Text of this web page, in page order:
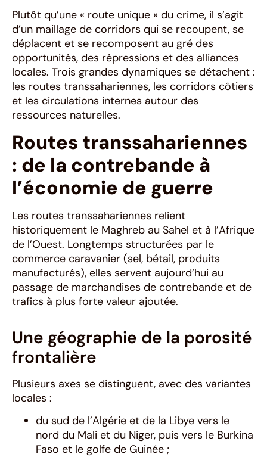
Plutôt qu’une « route unique » du crime, il s’agit
d’un maillage de corridors qui se recoupent, se
déplacent et se recomposent au gré des
opportunités, des répressions et des alliances
locales. Trois grandes dynamiques se détachent :
les routes transsahariennes, les corridors côtiers
et les circulations internes autour des
ressources naturelles.
Routes transsahariennes
: de la contrebande à
l’économie de guerre
Les routes transsahariennes relient
historiquement le Maghreb au Sahel et à l’Afrique
de l’Ouest. Longtemps structurées par le
commerce caravanier (sel, bétail, produits
manufacturés), elles servent aujourd’hui au
passage de marchandises de contrebande et de
trafics à plus forte valeur ajoutée.
Une géographie de la porosité
frontalière
Plusieurs axes se distinguent, avec des variantes
locales :
du sud de l’Algérie et de la Libye vers le
nord du Mali et du Niger, puis vers le Burkina
Faso et le golfe de Guinée ;